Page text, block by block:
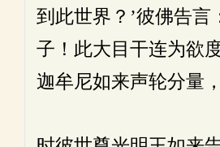
到此世界？’彼佛告言
子！此大目干连为欲
迦牟尼如来声轮分量